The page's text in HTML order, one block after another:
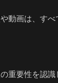
動画は、すべ
重要性を認識